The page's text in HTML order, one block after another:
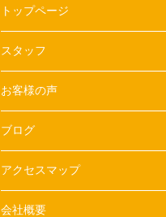
トップページ
スタッフ
お客様の声
ブログ
アクセスマップ
会社概要